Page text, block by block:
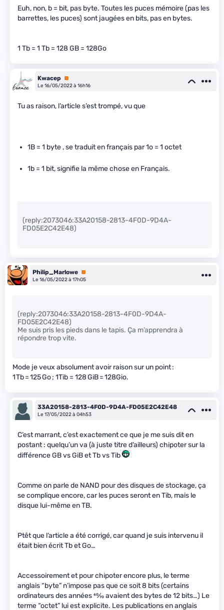
Euh, non, b = bit, pas byte. Toutes les puces mémoire (pas les
barrettes, les puces) sont jaugées en bits, pas en bytes.
1 Tb = 1 Tb = 128 GB = 128Go
Kwacep
Premium
Le 16/05/2022 à 16h16
Tu as raison, l’article s’est trompé, vu que
1B = 1 byte , se traduit en français par 1o = 1 octet
1b = 1 bit, signifie la même chose en Français.
(reply:2073046:33A20158-2813-4F0D-9D4A-
FD05E2C42E48)
Philip_Marlowe Premium
Le 16/05/2022 à 17h05
(reply:2073046:33A20158-2813-4F0D-9D4A-
FD05E2C42E48)
Me suis pris les pieds dans le tapis. Ça m’apprendra à
répondre trop vite.
Mode je veux absolument avoir raison sur un point :
1 Tb = 125 Go ; 1Tib = 128 GiB = 128Gio.
33A20158-2813-4F0D-9D4A-FD05E2C42E48
Le 17/05/2022 à 04h53
C’est marrant, c’est exactement ce que je me suis dit en
postant : quelqu’un va (à juste titre d’ailleurs) chipoter sur la
différence GB vs GiB et Tb vs Tib
Comme on parle de NAND pour des disques de stockage, ça
se complique encore, car les puces seront en Tib, mais le
disque lui-même en TB.
Ptêt que l’article a été corrigé, car quand je suis intervenu il
était bien écrit Tb et Go…
Accessoirement et pour chipoter encore plus, le terme
anglais “byte” n’impose pas que ce soit 8 bits (certains
ordinateurs des années60⁄70avaient des bytes de 12 bits…) Le
terme “octet” lui est explicite. Les publications en anglais